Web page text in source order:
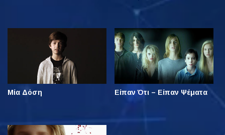
Μία Δόση Είπαν Ότι – Είπαν Ψέματα